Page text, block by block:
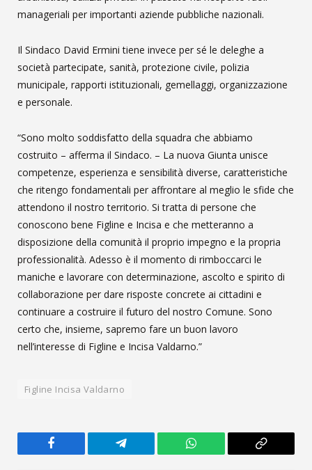
manageriali per importanti aziende pubbliche nazionali.
Il Sindaco David Ermini tiene invece per sé le deleghe a
società partecipate, sanità, protezione civile, polizia
municipale, rapporti istituzionali, gemellaggi, organizzazione
e personale.
“Sono molto soddisfatto della squadra che abbiamo
costruito – afferma il Sindaco. – La nuova Giunta unisce
competenze, esperienza e sensibilità diverse, caratteristiche
che ritengo fondamentali per affrontare al meglio le sfide che
attendono il nostro territorio. Si tratta di persone che
conoscono bene Figline e Incisa e che metteranno a
disposizione della comunità il proprio impegno e la propria
professionalità. Adesso è il momento di rimboccarci le
maniche e lavorare con determinazione, ascolto e spirito di
collaborazione per dare risposte concrete ai cittadini e
continuare a costruire il futuro del nostro Comune. Sono
certo che, insieme, sapremo fare un buon lavoro
nell’interesse di Figline e Incisa Valdarno.”
Figline Incisa Valdarno
Facebook Telegram WhatsApp
Copy